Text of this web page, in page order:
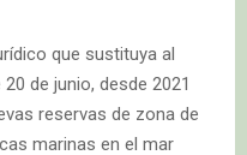
que sustituya al
de junio, desde 2021
reservas de zona de
marinas en el mar